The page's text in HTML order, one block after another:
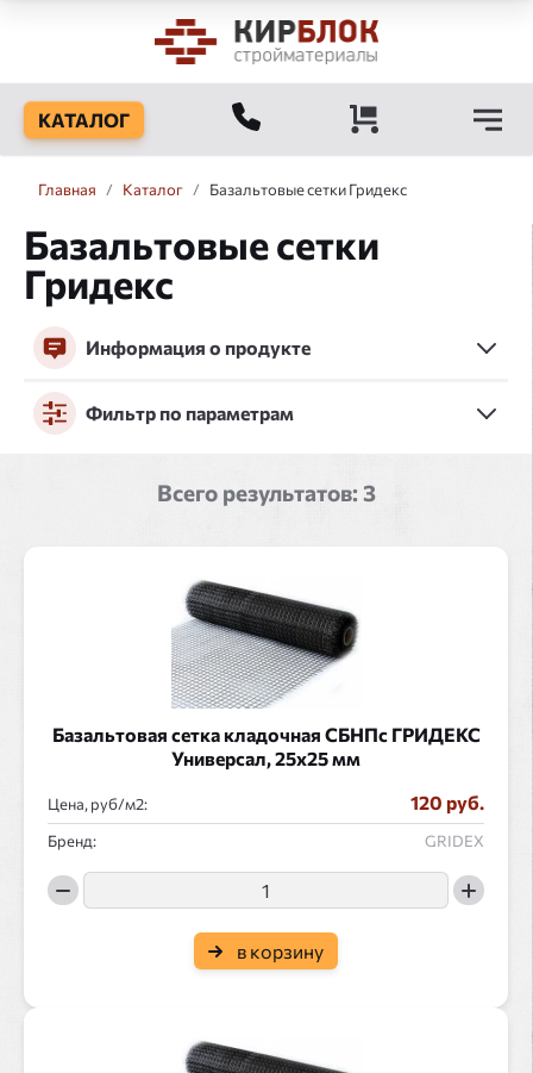
КАТАЛОГ
Главная / Каталог / Базальтовые сетки Гридекс
Базальтовые сетки
Гридекс
Информация о продукте
Фильтр по параметрам
Всего результатов:3
Базальтовая сетка кладочная СБНПс ГРИДЕКС
Универсал, 25х25 мм
Цена, руб/ : 120 руб.
Бренд: GRIDEX
в корзину